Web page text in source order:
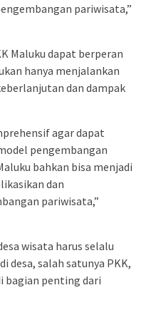
pariwisata,”
Maluku dapat berperan
hanya menjalankan
dan dampak
agar dapat
pengembangan
bahkan bisa menjadi
dan
pariwisata,”
wisata harus selalu
desa, salah satunya PKK,
bagian penting dari